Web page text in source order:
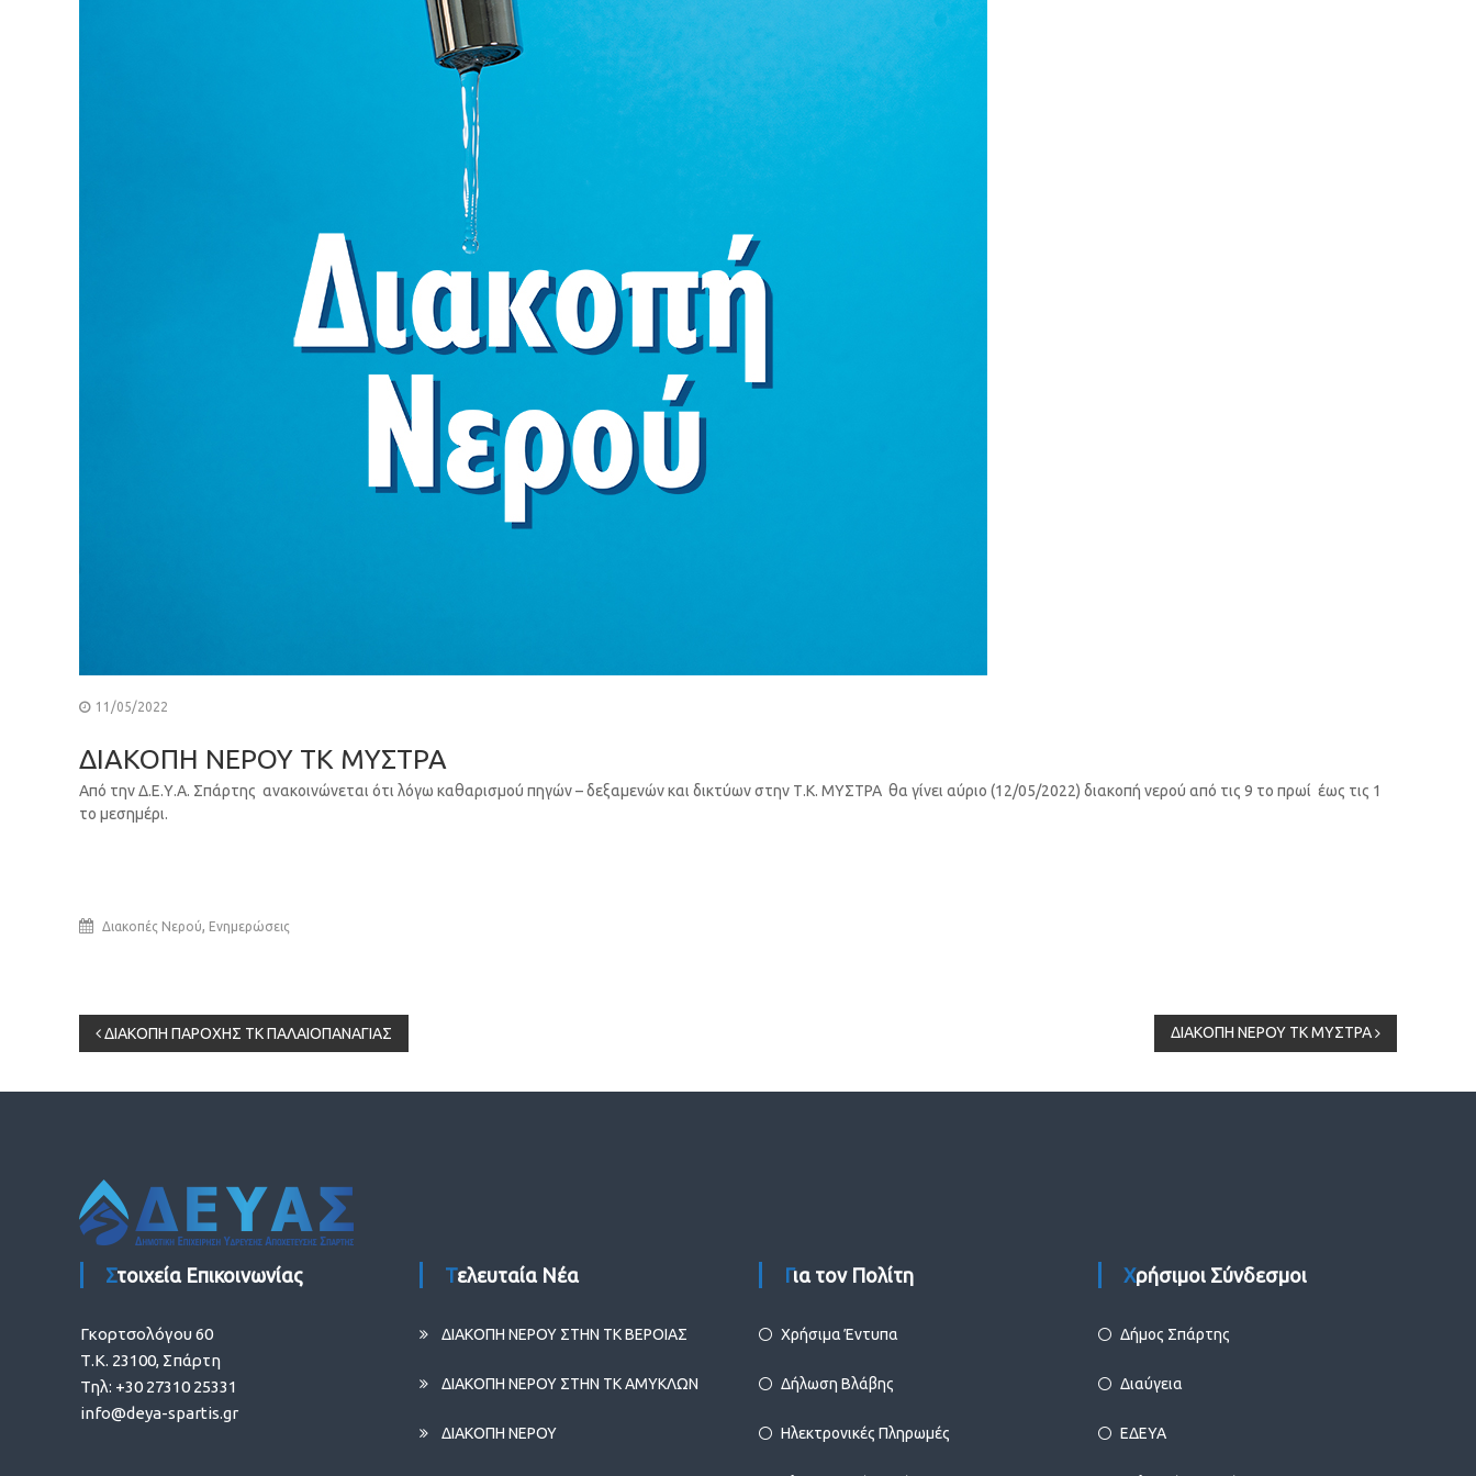
11/05/2022
ΔΙΑΚΟΠΗ ΝΕΡΟΥ ΤΚ ΜΥΣΤΡΑ
Από την Δ.Ε.Υ.Α. Σπάρτης ανακοινώνεται ότι λόγω καθαρισμού πηγών – δεξαμενών και δικτύων στην Τ.Κ. ΜΥΣΤΡΑ θα γίνει αύριο (12/05/2022) διακοπή νερού από τις 9 το πρωί έως τις 1
το μεσημέρι.
Διακοπές Νερού, Ενημερώσεις
Πλοήγηση
άρθρων
ΔΙΑΚΟΠΗ ΠΑΡΟΧΗΣ ΤΚ ΠΑΛΑΙΟΠΑΝΑΓΙΑΣ ΔΙΑΚΟΠΗ ΝΕΡΟΥ ΤΚ ΜΥΣΤΡΑ
Στοιχεία Επικοινωνίας
Γκορτσολόγου 60
Τ.Κ. 23100, Σπάρτη
Τηλ: +30 27310 25331
info@deya-spartis.gr
Τελευταία Νέα
ΔΙΑΚΟΠΗ ΝΕΡΟΥ ΣΤΗΝ ΤΚ ΒΕΡΟΙΑΣ
ΔΙΑΚΟΠΗ ΝΕΡΟΥ ΣΤΗΝ ΤΚ ΑΜΥΚΛΩΝ
ΔΙΑΚΟΠΗ ΝΕΡΟΥ
Για τον Πολίτη
Χρήσιμα Έντυπα
Δήλωση Βλάβης
Ηλεκτρονικές Πληρωμές
Χρήσιμοι Σύνδεσμοι
Δήμος Σπάρτης
Διαύγεια
ΕΔΕΥΑ